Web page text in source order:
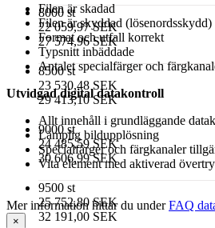
8000 st
22 059,97 SEK
27 574,96 SEK
8500 st
23 530,48 SEK
29 413,10 SEK
9000 st
24 485,59 SEK
30 606,99 SEK
9500 st
25 752,80 SEK
32 191,00 SEK
Filen är skadad
Filen är skyddad (lösenordsskydd)
Format och utfall korrekt
Typsnitt inbäddade
Antalet specialfärger och
Utvidgad digital datakontroll
Allt innehåll i grundläggande
Lämplig bildupplösning
Specialfärger och färgkanaler
Vita element med aktiverad
Mer information hittar du underFAQ
×